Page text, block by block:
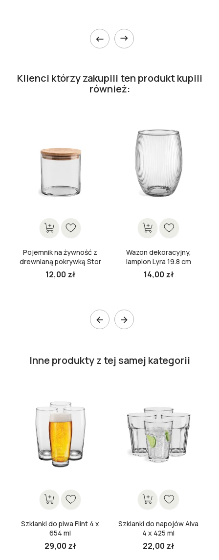
 
Klienci którzy zakupili ten produkt kupili
również:
Pojemnik na żywność z
drewnianą pokrywką Stor
10 cm
12,00 zł
Wazon dekoracyjny,
lampion Lyra 19.8 cm
14,00 zł
 
Inne produkty z tej samej kategorii
Szklanki do piwa Flint 4 x
654 ml
29,00 zł
Szklanki do napojów Alva
4 x 425 ml
22,00 zł